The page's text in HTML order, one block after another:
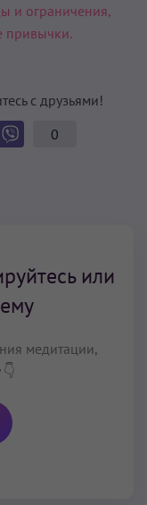
и ограничения,
привычки.
с друзьями!
0
или
медитации,